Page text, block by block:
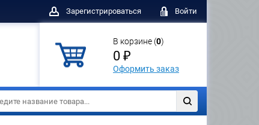
Зарегистрироваться Войти
В корзине (0)
0 ₽
Оформить заказ